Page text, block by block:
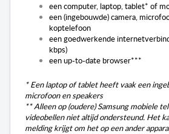
een computer, laptop, tablet* of
een (ingebouwde) camera,
koptelefoon
een goedwerkende
kbps)
een up-to-date browser***
* Een laptop of tablet heeft vaak een
microfoon en speakers
** Alleen op (oudere) Samsung mobiele
videobellen niet altijd ondersteund. Het
melding krijgt om het op een ander